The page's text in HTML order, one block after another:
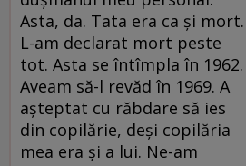
Asta, da. Tata era ca şi mort.
L-am declarat mort peste
tot. Asta se întîmpla în 1962.
Aveam să-l revăd în 1969. A
aşteptat cu răbdare să ies
din copilărie, deşi copilăria
mea era şi a lui. Ne-am